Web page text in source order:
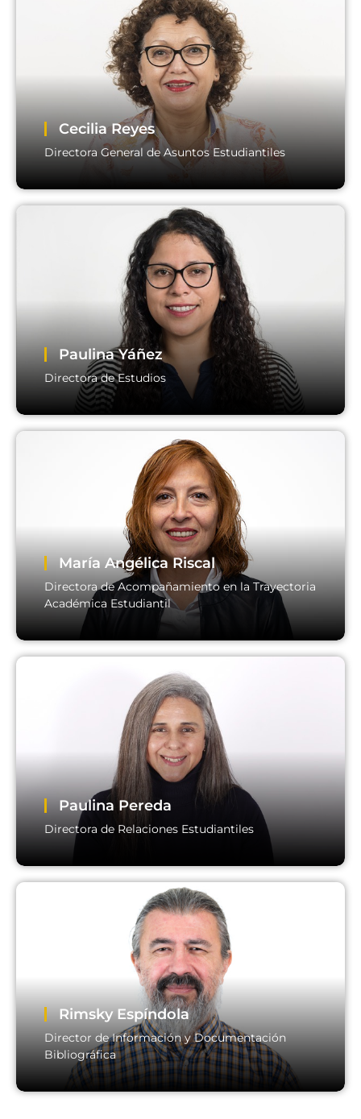
Cecilia Reyes
Directora General de Asuntos Estudiantiles
Cecilia Reyes
Directora General de Asuntos Estudiantiles
Paulina Yáñez
Directora de Estudios
Paulina Yáñez
Directora de Estudios
director.estudios@usm.cl
María Angélica Riscal
Directora de Acompañamiento en la Trayectoria
Académica Estudiantil
Directora de Acompañamiento en la Trayectoria
Académica Estudiantil
directora.datae@usm.cl
Paulina Pereda
Directora de Relaciones Estudiantiles
Paulina Pereda
Directora de Relaciones Estudiantiles
Rimsky Espíndola
Director de Información y Documentación
Bibliográfica